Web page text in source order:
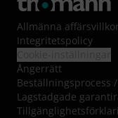
Allmänna affärsvillkor
Integritetspolicy
Ångerrätt
Beställningsprocess
Lagstadgade